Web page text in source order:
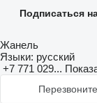
Подписаться
Жанель
Языки: русский
+7 771 029...